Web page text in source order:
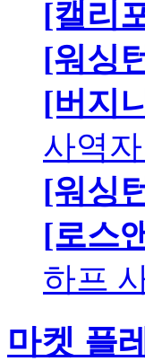
[캘리
[워싱
[버지
사역
[워싱
[로스
하프
마켓 플